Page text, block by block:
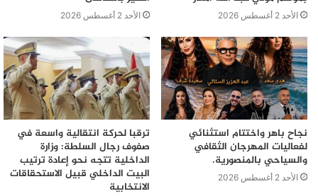
الأحد 2 أغسطس 2026 الأحد 2 أغسطس 2026
نجاح باهر واختتام استثنائي
لفعاليات المهرجان الثقافي
والسياحي بالمنصورية.
الأحد 2 أغسطس 2026
ترقبا لحركة انتقالية واسعة في
صفوف رجال السلطة: وزارة
الداخلية تتجه نحو إعادة ترتيب
البيت الداخلي قبيل الاستحقاقات
الانتخابية